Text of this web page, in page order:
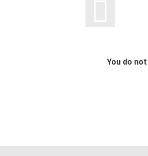
You do